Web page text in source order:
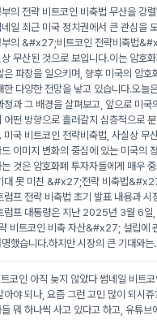
의 전략 비트코인 비축법 무산을 강렬
일 최근 미국 정치권에서 큰 관심을
부의 &#x27;비트코인 전략비축법
무산된 것으로 보입니다.이는 암호화
은 파장을 일으키며, 향후 미국의 암호
한 다양한 전망을 낳고 있습니다.오늘
정과 그 배경을 살펴보고, 앞으로 미국
어떤 방향으로 흘러갈지 심층적으로
미국 비트코인 전략비축법, 사실상 무
이미지 변화의 중심에 있는 미국의
것은 암호화폐 투자자들에게 매우
대 못 미친 &#x27;전략 비축법
럼프 전략 비축법 초기 발표 내용과 시
럼프 대통령은 지난 2025년 3월 6일,
비트코인 비축 자산&#x27; 설립에
했습니다.하지만 시장의 큰 기대와는
코인 아직 늦지 않았다 썸네일 비트코
아야 되나, 요즘 그런 고민 많이 되시쥬
뭐 하나씩 사고 있다고 하고, 유튜브